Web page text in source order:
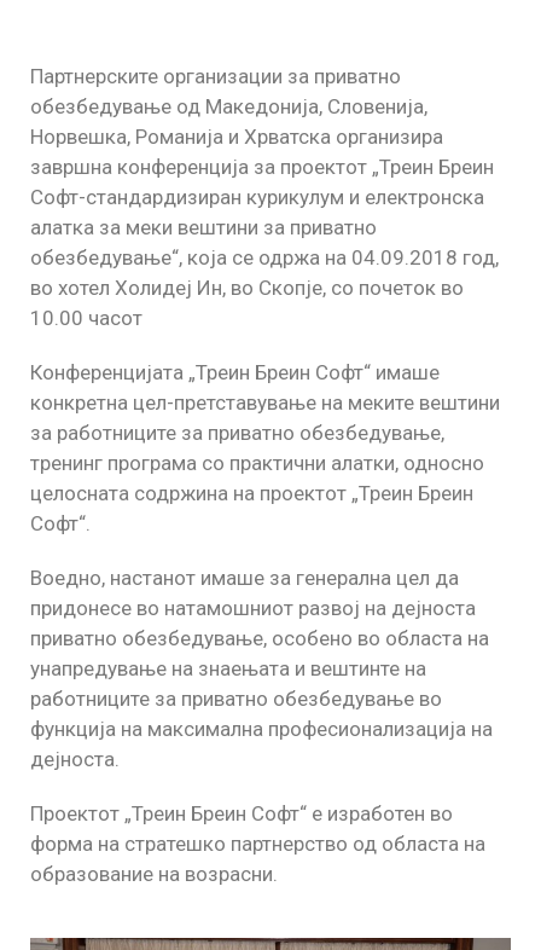
Партнерските организации за приватно
обезбедување од Македонија, Словенија,
Норвешка, Романија и Хрватска организира
завршна конференција за проектот „Треин Бреин
Софт-стандардизиран курикулум и електронска
алатка за меки вештини за приватно
обезбедување“, која се одржa на 04.09.2018 год,
во хотел Холидеј Ин, во Скопје, со почеток во
10.00 часот
Конференцијата „Треин Бреин Софт“ имаше
конкретна цел-претставување на меките вештини
за работниците за приватно обезбедување,
тренинг програма со практични алатки, односно
целосната содржина на проектот „Треин Бреин
Софт“.
Воедно, настанот имаше за генерална цел да
придонесе во натамошниот развој на дејноста
приватно обезбедување, особено во областа на
унапредување на знаењата и вештинте на
работниците за приватно обезбедување во
функција на максимална професионализација на
дејноста.
Проектот „Треин Бреин Софт“ е изработен во
форма на стратешко партнерство од областа на
образование на возрасни.